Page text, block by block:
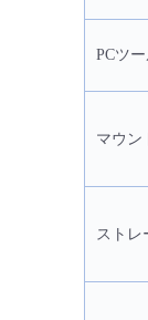
PCツ
マウン
ストレ